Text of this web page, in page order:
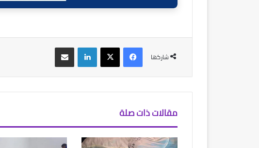
شاركها
فيسبوك‫X لينكدإن مشاركة عبر البريد
مقالات ذات صلة